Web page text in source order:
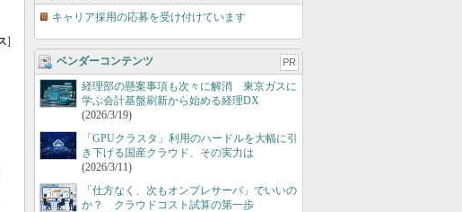
]
キャリア採用の応募を受け付けています
ベンダーコンテンツ PR
経理部の懸案事項も次々に解消 東京ガスに
学ぶ会計基盤刷新から始める経理DX
(2026/3/19)
「GPUクラスタ」利用のハードルを大幅に引
き下げる国産クラウド、その実力は
(2026/3/11)
「仕方なく、次もオンプレサーバ」でいいの
か？ クラウドコスト試算の第一歩